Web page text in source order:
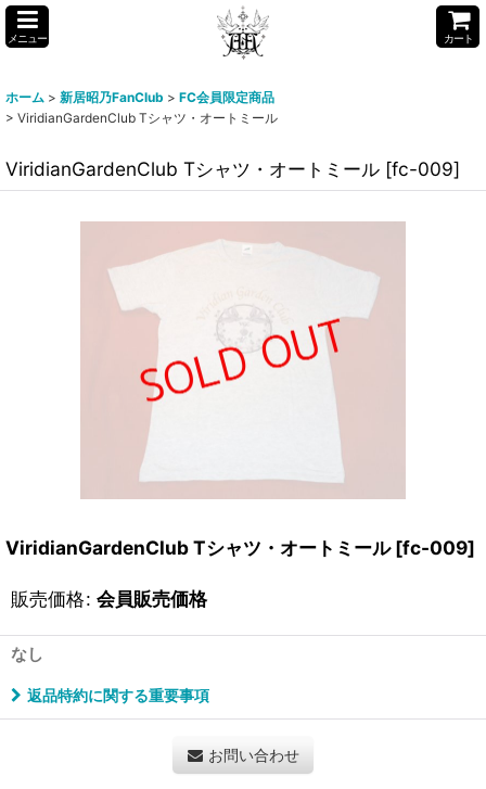
メニュー カート
ホーム > 新居昭乃FanClub > FC会員限定商品
> ViridianGardenClub Tシャツ・オートミール
ViridianGardenClub Tシャツ・オートミール [fc-009]
ViridianGardenClub Tシャツ・オートミール [fc-009]
販売価格: 会員販売価格
なし
返品特約に関する重要事項
お問い合わせ